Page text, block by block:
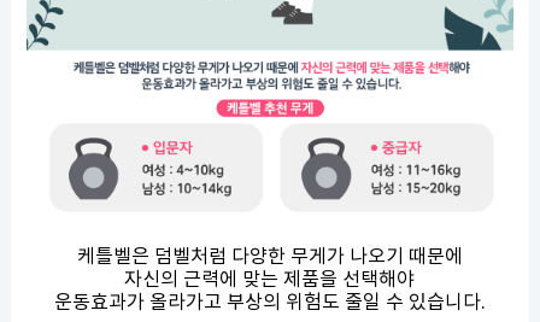
케틀벨은 덤벨처럼 다양한 무게가 나오기 때문에
자신의 근력에 맞는 제품을 선택해야
운동효과가 올라가고 부상의 위험도 줄일 수 있습니다.